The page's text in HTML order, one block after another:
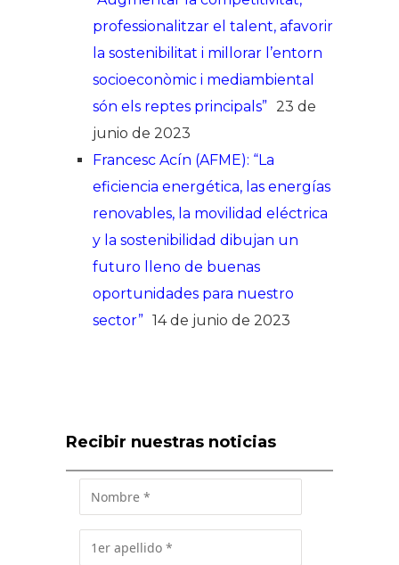
professionalitzar el talent, afavorir
la sostenibilitat i millorar l’entorn
socioeconòmic i mediambiental
són els reptes principals” 23 de
junio de 2023
Francesc Acín (AFME): “La
eficiencia energética, las energías
renovables, la movilidad eléctrica
y la sostenibilidad dibujan un
futuro lleno de buenas
oportunidades para nuestro
sector” 14 de junio de 2023
Recibir nuestras noticias